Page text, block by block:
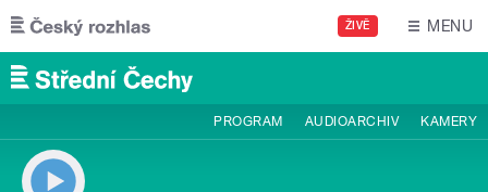
Přejít k hlavnímu obsahu
ŽIVĚ MENU
PROGRAM AUDIOARCHIV KAMERY